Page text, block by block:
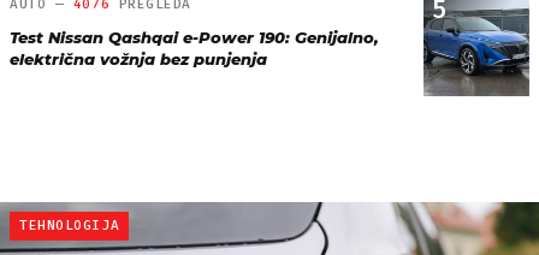
5
AUTO — 4076 PREGLEDA
Test Nissan Qashqai e-Power 190: Genijalno,
električna vožnja bez punjenja
TEHNOLOGIJA